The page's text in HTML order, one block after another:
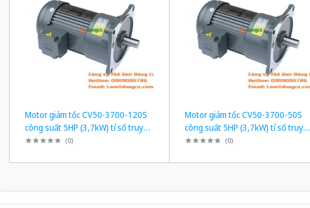
Motor giảm tốc CV50-3700-120S
công suất 5HP (3,7kW) tỉ số truyền
1/120
(0)
Motor giảm tốc CV50-3700-50S
công suất 5HP (3,7kW) tỉ số truyền
1/50
(0)